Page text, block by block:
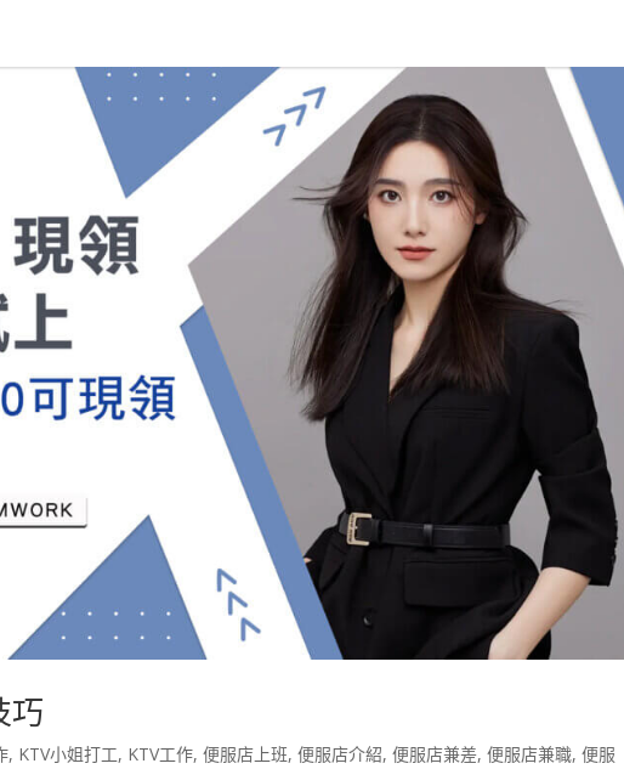
巧
, KTV小姐打工, KTV工作,便服店上班,便服店介紹,便服店兼差,便服店兼職,便服